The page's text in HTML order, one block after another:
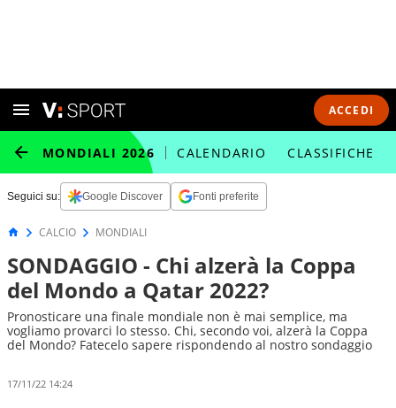
ACCEDI
MONDIALI 2026 CALENDARIO CLASSIFICHE
Seguici su: Google Discover Fonti preferite
CALCIO MONDIALI
SONDAGGIO - Chi alzerà la Coppa
del Mondo a Qatar 2022?
Pronosticare una finale mondiale non è mai semplice, ma
vogliamo provarci lo stesso. Chi, secondo voi, alzerà la Coppa
del Mondo? Fatecelo sapere rispondendo al nostro sondaggio
17/11/22 14:24